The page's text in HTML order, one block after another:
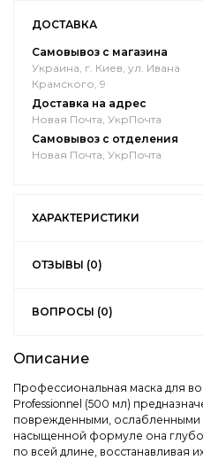
ДОСТАВКА
Самовывоз с магазина
Украина, г. Киев, ул. Ивана
Крамского, 9
Доставка на адрес
Новая Почта, УкрПочта
Самовывоз с отделения
Новая Почта, УкрПочта
ХАРАКТЕРИСТИКИ
ОТЗЫВЫ (0)
ВОПРОСЫ (0)
Описание
Профессиональная маска для
Professionnel (500 мл)
поврежденными, ослабленными
насыщенной формуле она
по всей длине, восстанавливая